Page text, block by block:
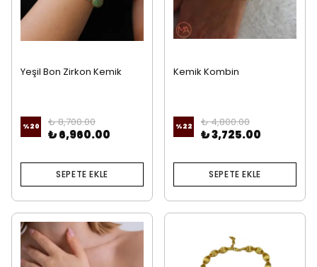
Yeşil Bon Zirkon Kemik
%20 ₺ 8,700.00
₺ 6,960.00
SEPETE EKLE
Kemik Kombin
%22 ₺ 4,800.00
₺ 3,725.00
SEPETE EKLE